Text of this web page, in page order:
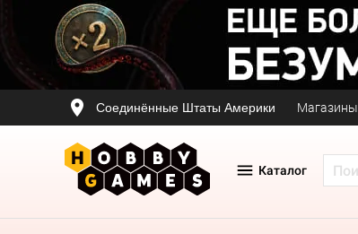
Соединённые Штаты Америки Магазины
Каталог